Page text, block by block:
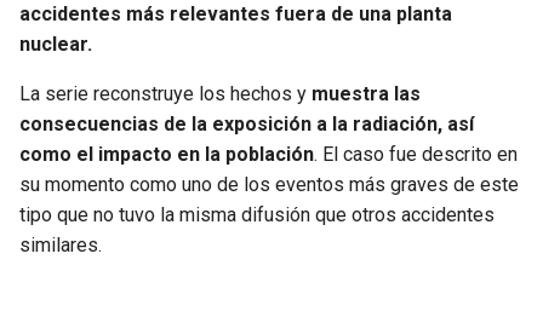
accidentes más relevantes fuera de una planta
nuclear.
La serie reconstruye los hechos y muestra las
consecuencias de la exposición a la radiación, así
como el impacto en la población. El caso fue descrito en
su momento como uno de los eventos más graves de este
tipo que no tuvo la misma difusión que otros accidentes
similares.